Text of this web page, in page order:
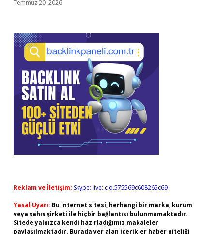
Temmuz 20, 2026
Reklam ve İletişim: Skype: live:.cid.575569c608265c69
Yasal Uyarı: Bu internet sitesi, herhangi bir marka, kurum
veya şahıs şirketi ile hiçbir bağlantısı bulunmamaktadır.
Sitede yalnızca kendi hazırladığımız makaleler
paylaşılmaktadır. Burada yer alan içerikler haber niteliği